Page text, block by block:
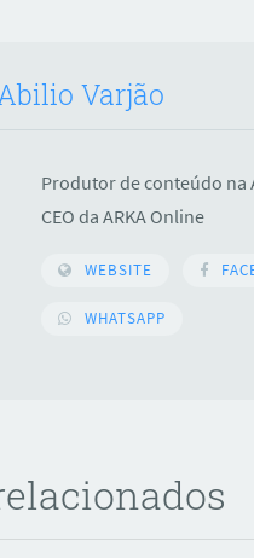
Varjão
Produtor de conteúdo na
CEO da ARKA Online
WEBSITE
WHATSAPP